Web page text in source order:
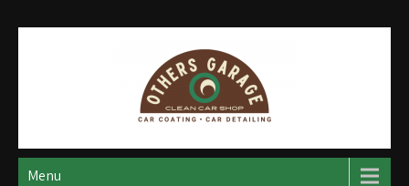
アザースガレージ
【神奈川・厚木・愛川】カーメンテナンス
Menu